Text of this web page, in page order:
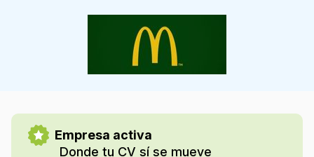
Empresa activa
Donde tu CV sí se mueve